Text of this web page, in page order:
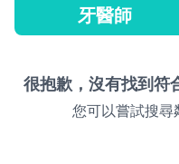
牙醫師
很抱歉，沒有找到符
您可以嘗試搜尋